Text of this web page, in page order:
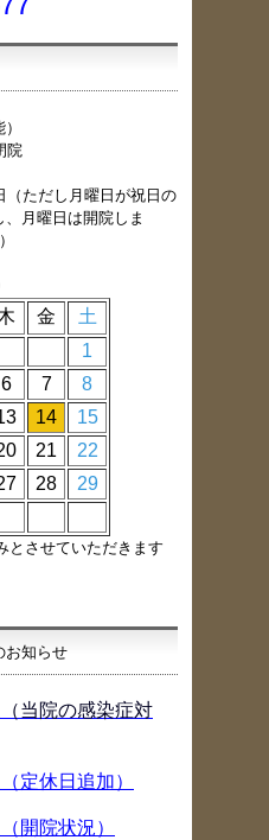
院
（ただし月曜日が祝日の
月曜日は開院しま
金
土
1
6 7
8
14
15
21
22
28
29
とさせていただきます
お知らせ
当院の感染症対
定休日追加）
開院状況）